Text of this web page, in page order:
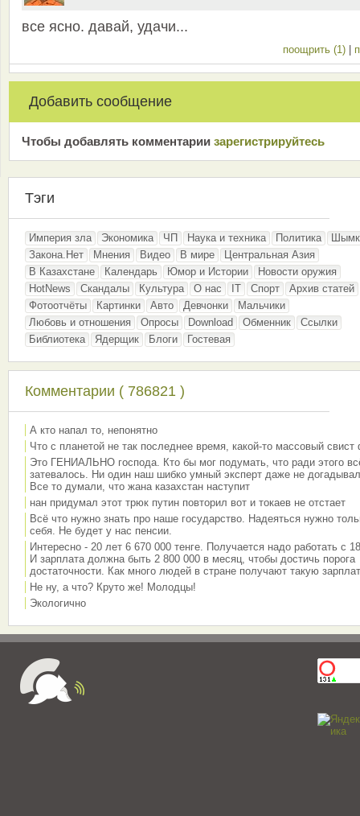
все ясно. давай, удачи...
поощрить (1)
Добавить сообщение
Чтобы добавлять комментарии зарeгиcтрирyйтeсь
Тэги
Империя зла Экономика ЧП Наука и техника Политика
Закона.Нет
Мнения Видео В мире
Центральная Азия
В Казахстане
Календарь Юмор и Истории
Новости оружия
HotNews
Скандалы Культура О нас IT Спорт
Архив статей
Фотоотчёты
Картинки Авто Девчонки
Мальчики
Любовь и отношения
Опросы Download Обменник
Ссылки
Библиотека
Ядерщик Блоги Гостевая
Комментарии ( 786821 )
А кто напал то, непонятно
Что с планетой не так последнее время, какой-то массовый свист
Это ГЕНИАЛЬНО господа. Кто бы мог подумать, что ради этого
затевалось. Ни один наш шибко умный эксперт даже не
Все то думали, что жана казахстан наступит
нан придумал этот трюк путин повторил вот и токаев не отстает
Всё что нужно знать про наше государство. Надеяться нужно
себя. Не будет у нас пенсии.
Интересно - 20 лет 6 670 000 тенге. Получается надо работать с
И зарплата должна быть 2 800 000 в месяц, чтобы достичь порога
достаточности. Как много людей в стране получают такую
Не ну, а что? Круто же! Молодцы!
Экологично